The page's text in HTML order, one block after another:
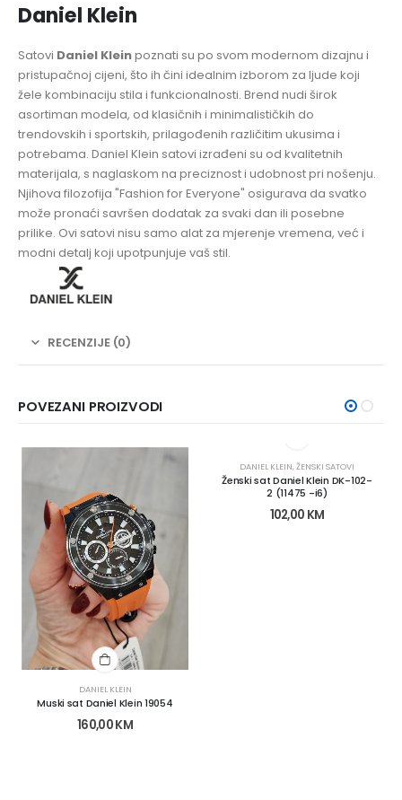
Daniel Klein
Satovi Daniel Kleinpoznati su po svom modernom dizajnu i
pristupačnoj cijeni, što ih čini idealnim izborom za ljude koji
žele kombinaciju stila i funkcionalnosti. Brend nudi širok
asortiman modela, od klasičnih i minimalističkih do
trendovskih i sportskih, prilagođenih različitim ukusima i
potrebama. Daniel Klein satovi izrađeni su od kvalitetnih
materijala, s naglaskom na preciznost i udobnost pri nošenju.
Njihova filozofija "Fashion for Everyone" osigurava da svatko
može pronaći savršen dodatak za svaki dan ili posebne
prilike. Ovi satovi nisu samo alat za mjerenje vremena, već i
modni detalj koji upotpunjuje vaš stil.
RECENZIJE (0)
POVEZANI PROIZVODI
DANIEL KLEIN
Muski sat Daniel Klein 19054
160,00KM
DANIEL KLEIN,ŽENSKI SATOVI
Ženski sat Daniel Klein DK-102-
2 (11475 -i6)
102,00 KM